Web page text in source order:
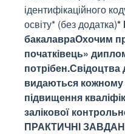
ідентифікаційного
освіту* (без додатка)*
бакалавраОхочим
початківець»
потрібен.Свідоцтва
видаються кожному
підвищення
залікової
ПРАКТИЧНІ